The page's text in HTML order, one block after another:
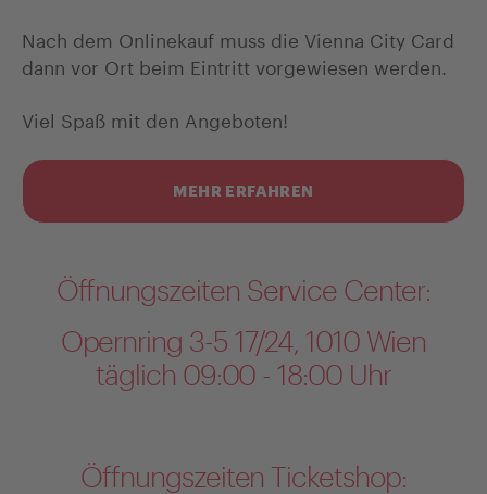
Nach dem Onlinekauf muss die Vienna City Card
dann vor Ort beim Eintritt vorgewiesen werden.
Viel Spaß mit den Angeboten!
MEHR ERFAHREN
Öffnungszeiten Service Center:
Opernring 3-5 17/24, 1010 Wien
täglich 09:00 - 18:00 Uhr
Öffnungszeiten Ticketshop: